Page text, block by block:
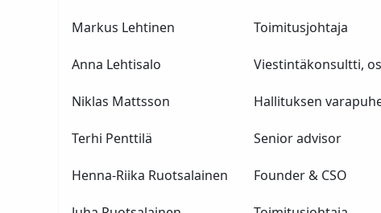
Markus Lehtinen Toimitusjohtaja
Anna Lehtisalo Viestintäkonsultti,
Niklas Mattsson Hallituksen
Terhi Penttilä Senior advisor
Henna-Riika Ruotsalainen Founder & CSO